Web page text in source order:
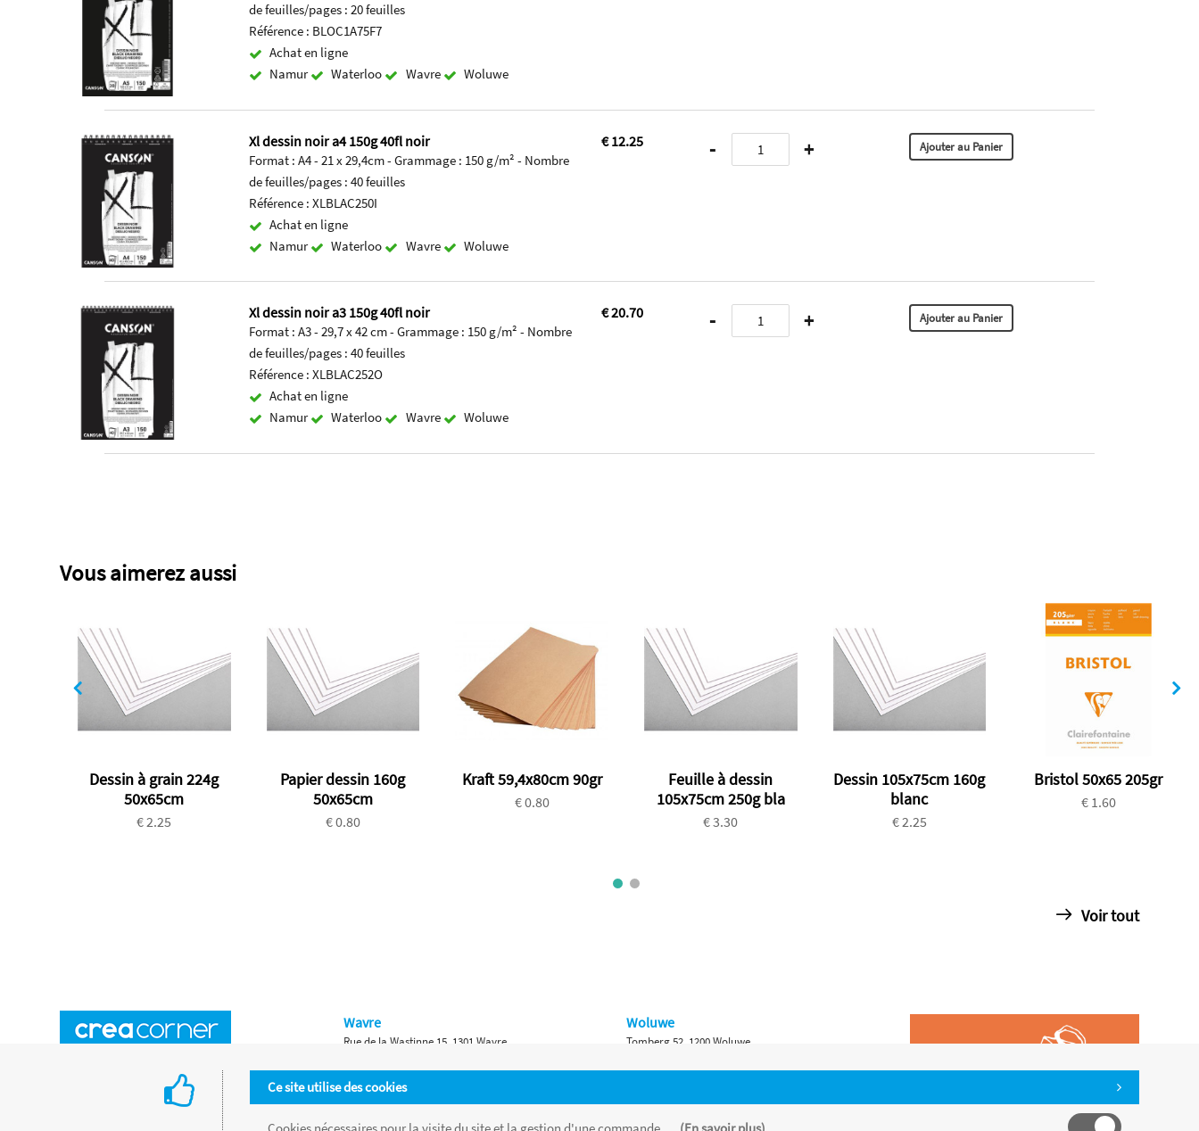
de feuilles/pages : 20 feuilles
Référence : BLOC1A75F7
Achat en ligne
Namur
Waterloo Wavre Woluwe
Xl dessin noir a4 150g 40fl noir
Format : A4 - 21 x 29,4cm - Grammage : 150 g/m² - Nombre
de feuilles/pages : 40 feuilles
Référence : XLBLAC250I
Achat en ligne
Namur
Waterloo Wavre Woluwe
€ 12.25 - +
Xl dessin noir a3 150g 40fl noir
Format : A3 - 29,7 x 42 cm - Grammage : 150 g/m² - Nombre
de feuilles/pages : 40 feuilles
Référence : XLBLAC252O
Achat en ligne
Namur
Waterloo Wavre Woluwe
€ 20.70 - +
Vous aimerez aussi
Dessin à grain 224g
50x65cm
€ 2.25
Papier dessin 160g
50x65cm
€ 0.80
Kraft 59,4x80cm 90gr
€ 0.80
Feuille à dessin
105x75cm 250g bla
€ 3.30
Dessin 105x75cm 160g
blanc
€ 2.25
Bristol 50x65 205gr
€ 1.60
Voir tout
Ce site utilise des cookies
Wavre
Rue de la Wastinne 15, 1301 Wavre
Waterloo
Chaussée de Bruxelles 315, 1410 Waterloo
Woluwe
Tomberg 52, 1200 Woluwe
Namur